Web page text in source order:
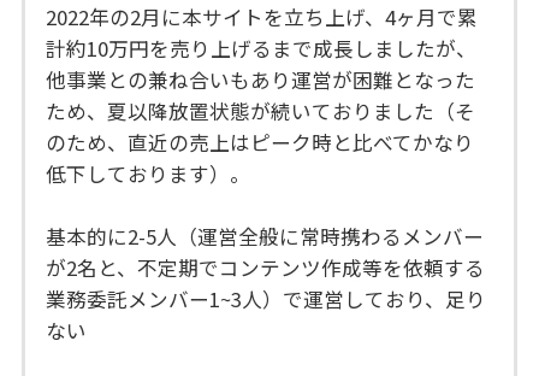
2022年の2月に本サイトを立ち上げ、4ヶ月で累
計約10万円を売り上げるまで成長しましたが、
他事業との兼ね合いもあり運営が困難となった
ため、夏以降放置状態が続いておりました（そ
のため、直近の売上はピーク時と比べてかなり
低下しております）。
基本的に2-5人（運営全般に常時携わるメンバー
が2名と、不定期でコンテンツ作成等を依頼する
業務委託メンバー1~3人）で運営しており、足り
ない